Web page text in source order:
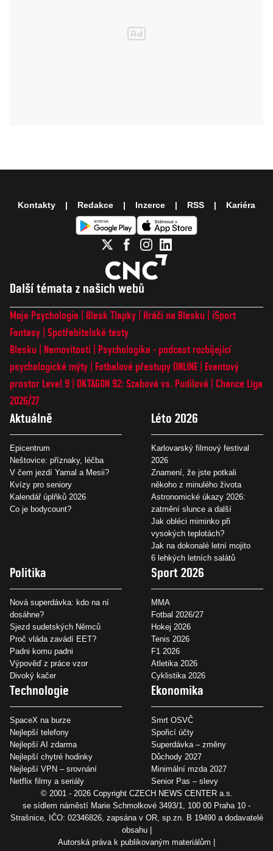
Další témata z našich webů
Moje Psychologie Blesk Tlapky Hráči na Blesku
iSport
Fantasy Spotřebitelské testy
Blesku
Nemovitosti
Psychologika - podcast rozbíjející
psychologické mýty
Fotbalové přestupy ONLINE
Eventový
prostor Level 9 OKTAGON 92: Szabová vs. Pudilová
Chance Liga
2026/27
Aktuálně
Epicentrum
Neštovice: příznaky, léčba
V čem jezdí Yamal a Mesii?
Kvízy pro seniory
Kalendář úplňků 2026
Co je bodycount?
Léto 2026
Karlovarský filmový festival
2026
Znamení, že jste potkali
někoho z minulého života
Astronomické úkazy 2026:
zatmění slunce a další
Jak obléci miminko při
vysokých teplotách?
Jak na dokonalé letní mojito
6 lehkých letních salátů
Politika
Nová superdávka: kdo na ní
dosáhne?
Sjezd sudetských Němců
Proč vláda zavádí EET?
Padni komu padni
Výpověď z práce vzor
Divoký kačer
Sport 2026
MMA
Fotbal 2026/27
Hokej 2026
Tenis 2026
F1 2026
Atletika 2026
Cyklistika 2026
Technologie
SpaceX na burze
Nejlepší telefony
Nejlepší AI zdarma
Nejlepší chytré hodinky
Nejlepší VPN – srovnání
Netflix filmy a seriály
Ekonomika
Smrt OSVČ
Spořicí účty
Superdávka – změny
Důchody 2027
Minimální mzda 2027
Senior Pas – slevy
Kontakty Redakce Inzerce RSS Kariéra
© 2001 - 2026 Copyright CZECH NEWS CENTER a.s.
se sídlem náměstí Marie Schmolkové 3493/1, 100 00 Praha 10 -
Strašnice, IČO: 02346826, zapsána v OR, sp.zn. B 19490 a dodavatelé
obsahu
Autorská práva k publikovaným materiálům